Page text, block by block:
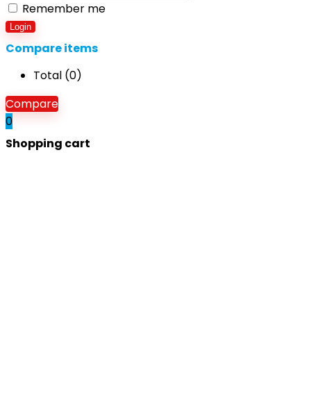
Remember me
Login
Compare items
Total (0)
Compare
0
Shopping cart